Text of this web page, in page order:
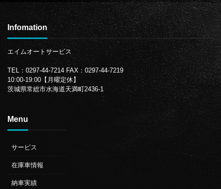
Infomation
エイムオートサービス
TEL：0297-44-7214 FAX：0297-44-7219
10:00-19:00【月曜定休】
茨城県常総市水海道天満町2436-1
Menu
サービス
在庫車情報
納車実績